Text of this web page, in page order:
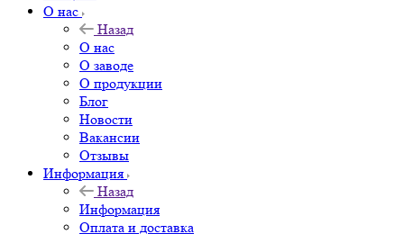
О нас
Назад
О нас
О заводе
О продукции
Блог
Новости
Вакансии
Отзывы
Информация
Назад
Информация
Оплата и доставка